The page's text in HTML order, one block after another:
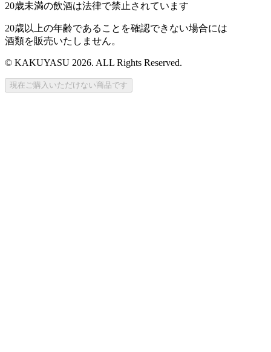
20歳未満の飲酒は法律で禁止されています
20歳以上の年齢であることを確認できない場合には
酒類を販売いたしません。
© KAKUYASU 2026. ALL Rights Reserved.
現在ご購入いただけない商品です